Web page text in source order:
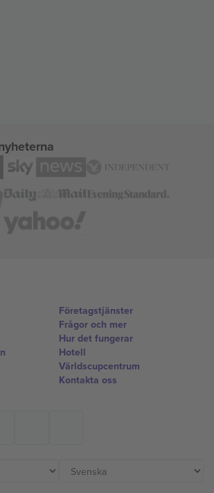
Företagstjänster
Frågor och mer
Hur det fungerar
Hotell
Världscupcentrum
Kontakta oss